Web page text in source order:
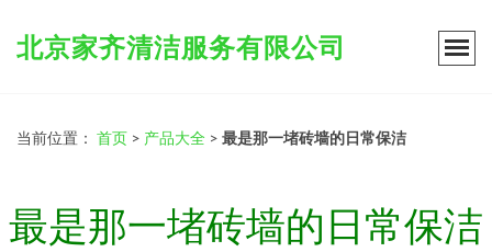
北京家齐清洁服务有限公司
当前位置： 首页 > 产品大全 > 最是那一堵砖墙的日常保洁
最是那一堵砖墙的日常保洁